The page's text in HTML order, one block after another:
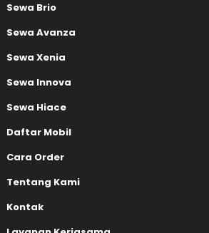
Sewa Brio
Sewa Avanza
Sewa Xenia
Sewa Innova
Sewa Hiace
Daftar Mobil
Cara Order
Tentang Kami
Kontak